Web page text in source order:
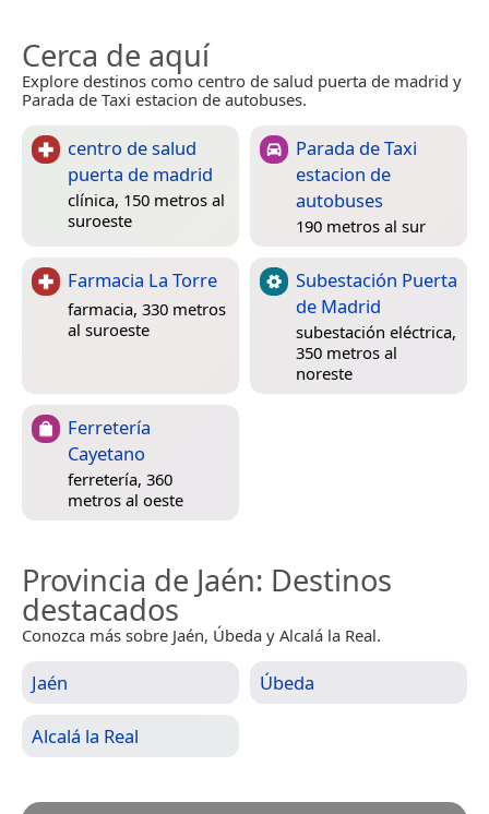
Cerca de aquí
Explore destinos como centro de salud puerta de madrid y
Parada de Taxi estacion de autobuses.
centro de salud
puerta de madrid
clínica, 150 metros al
suroeste
Parada de Taxi
estacion de
autobuses
190 metros al sur
Farmacia La Torre
farmacia, 330 metros
al suroeste
Subestación Puerta
de Madrid
subestación eléctrica,
350 metros al
noreste
Ferretería
Cayetano
ferretería, 360
metros al oeste
Provincia de Jaén: Destinos
destacados
Conozca más sobre Jaén, Úbeda y Alcalá la Real.
Jaén Úbeda
Alcalá la Real